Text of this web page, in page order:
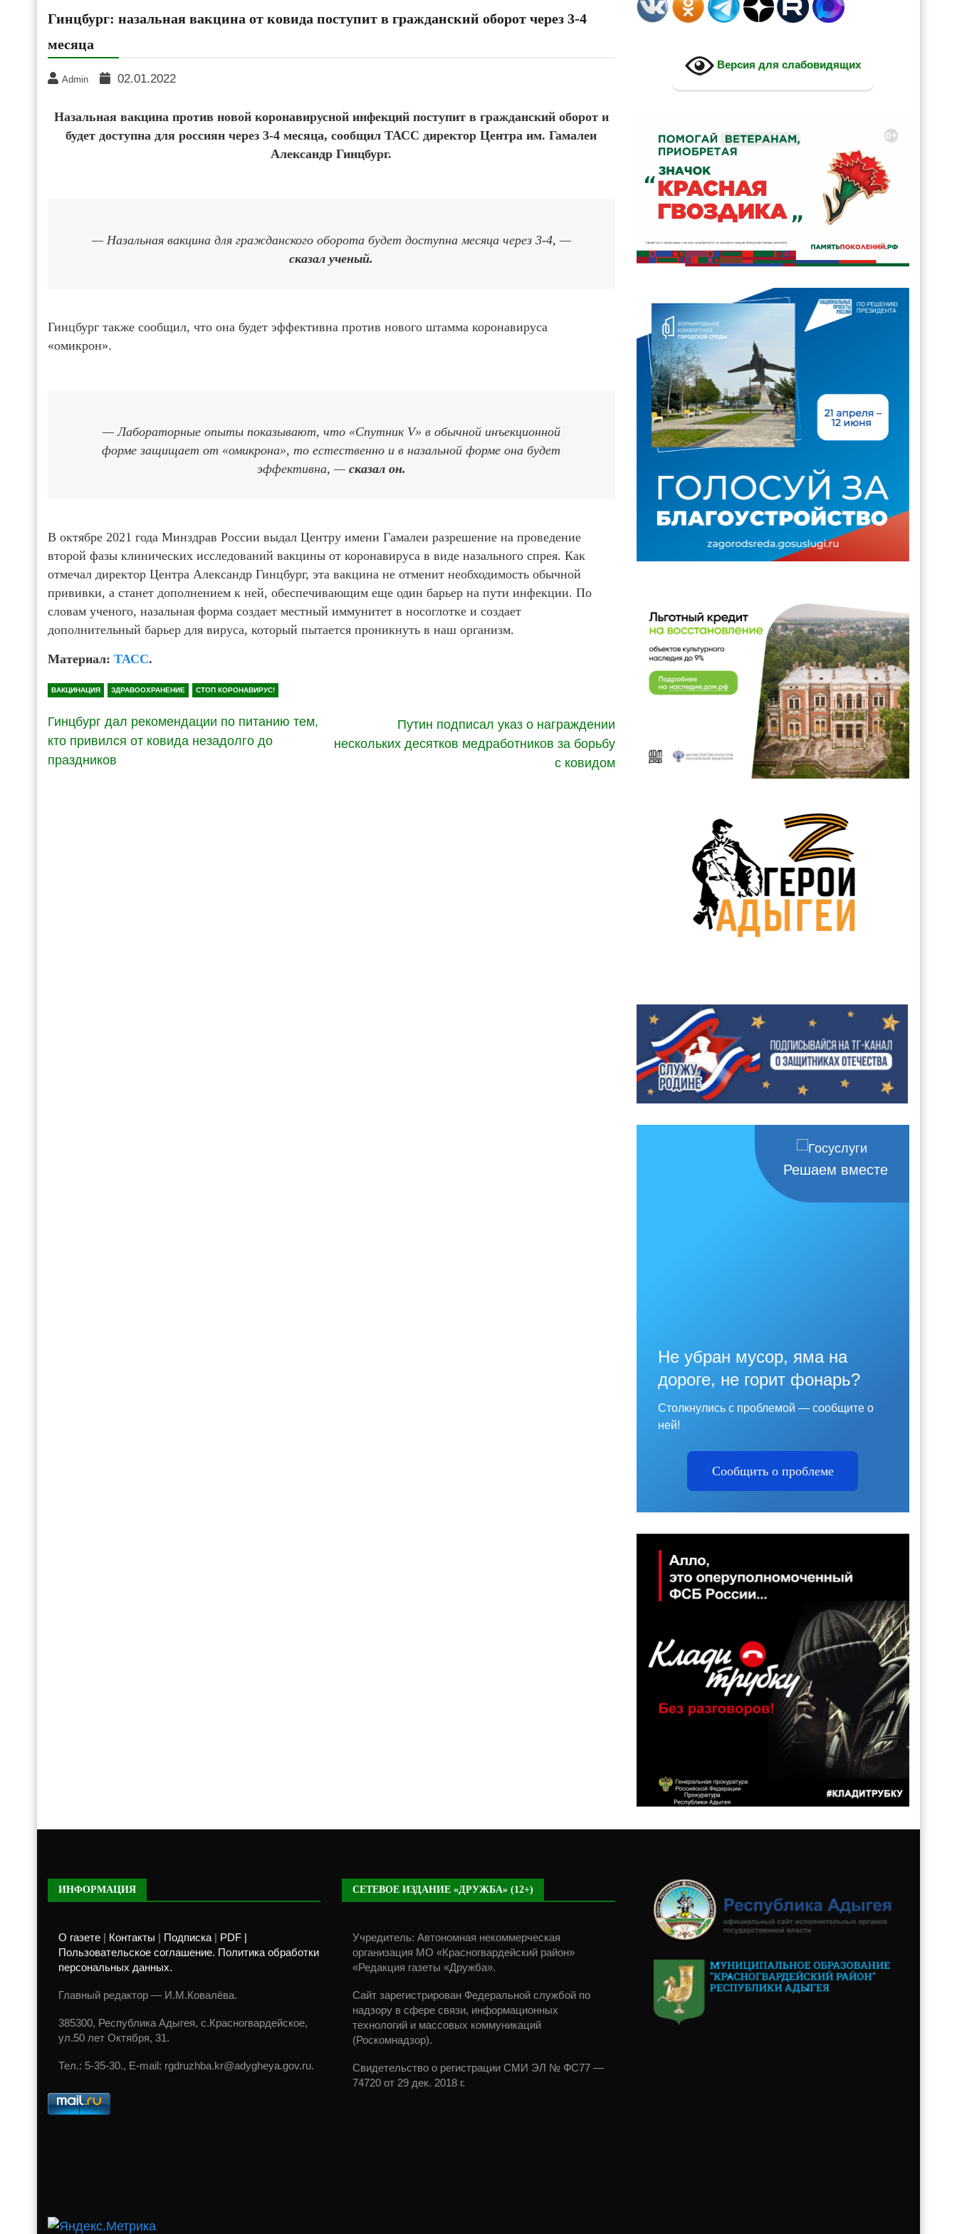
Гинцбург: назальная вакцина от ковида поступит в гражданский оборот через 3-4
месяца
Admin 02.01.2022
Назальная вакцина против новой коронавирусной инфекций поступит в гражданский оборот и
будет доступна для россиян через 3-4 месяца, сообщил ТАСС директор Центра им. Гамалеи
Александр Гинцбург.
— Назальная вакцина для гражданского оборота будет доступна месяца через 3-4, —
сказал ученый.
Гинцбург также сообщил, что она будет эффективна против нового штамма коронавируса
«омикрон».
— Лабораторные опыты показывают, что «Спутник V» в обычной инъекционной
форме защищает от «омикрона», то естественно и в назальной форме она будет
эффективна, — сказал он.
В октябре 2021 года Минздрав России выдал Центру имени Гамалеи разрешение на проведение
второй фазы клинических исследований вакцины от коронавируса в виде назального спрея. Как
отмечал директор Центра Александр Гинцбург, эта вакцина не отменит необходимость обычной
прививки, а станет дополнением к ней, обеспечивающим еще один барьер на пути инфекции. По
словам ученого, назальная форма создает местный иммунитет в носоглотке и создает
дополнительный барьер для вируса, который пытается проникнуть в наш организм.
Материал: ТАСС.
ВАКЦИНАЦИЯ ЗДРАВООХРАНЕНИЕ СТОП КОРОНАВИРУС!
Гинцбург дал рекомендации по питанию тем,
кто привился от ковида незадолго до
праздников
Путин подписал указ о награждении
нескольких десятков медработников за борьбу
с ковидом
Версия для слабовидящих
Решаем вместе
Не убран мусор, яма на
дороге, не горит фонарь?
Столкнулись с проблемой — сообщите о
ней!
Сообщить о проблеме
ИНФОРМАЦИЯ
О газете Контакты Подписка
PDF |
Пользовательское соглашение. Политика обработки
персональных данных.
Главный редактор — И.М.Ковалёва.
385300, Республика Адыгея, с.Красногвардейское,
ул.50 лет Октября, 31.
Тел.: 5-35-30., E-mail: rgdruzhba.kr@adygheya.gov.ru.
СЕТЕВОЕ ИЗДАНИЕ «ДРУЖБА» (12+)
Учредитель: Автономная некоммерческая
организация МО «Красногвардейский район»
«Редакция газеты «Дружба».
Сайт зарегистрирован Федеральной службой по
надзору в сфере связи, информационных
технологий и массовых коммуникаций
(Роскомнадзор).
Свидетельство о регистрации СМИ ЭЛ № ФС77 —
74720 от 29 дек. 2018 г.